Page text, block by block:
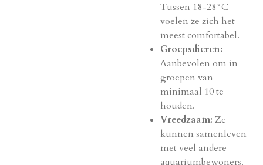
Tussen 18-28°C
voelen ze zich het
meest comfortabel.
Groepsdieren:
Aanbevolen om in
groepen van
minimaal 10 te
houden.
Vreedzaam: Ze
kunnen samenleven
met veel andere
aquariumbewoners.